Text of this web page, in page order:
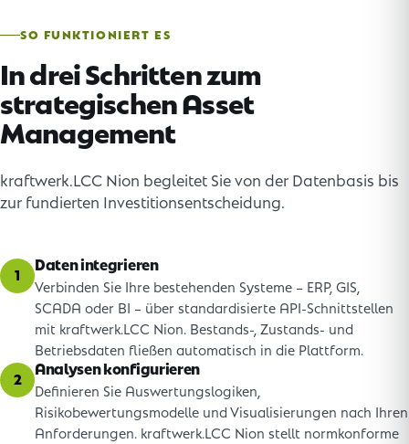
SO FUNKTIONIERT ES
In drei Schritten zum
strategischen Asset
Management
kraftwerk.LCC Nion begleitet Sie von der Datenbasis bis
zur fundierten Investitionsentscheidung.
1
Daten integrieren
Verbinden Sie Ihre bestehenden Systeme – ERP, GIS,
SCADA oder BI – über standardisierte API-Schnittstellen
mit kraftwerk.LCC Nion. Bestands-, Zustands- und
Betriebsdaten fließen automatisch in die Plattform.
2
Analysen konfigurieren
Definieren Sie Auswertungslogiken,
Risikobewertungsmodelle und Visualisierungen nach Ihren
Anforderungen. kraftwerk.LCC Nion stellt normkonforme